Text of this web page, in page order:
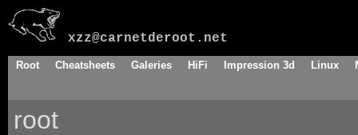
xzz@carnetderoot.net
Root Cheatsheets Galeries HiFi Impression 3d Linux
root